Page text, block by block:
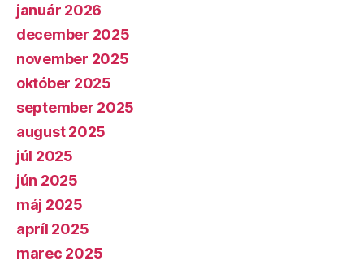
január 2026
december 2025
november 2025
október 2025
september 2025
august 2025
júl 2025
jún 2025
máj 2025
apríl 2025
marec 2025